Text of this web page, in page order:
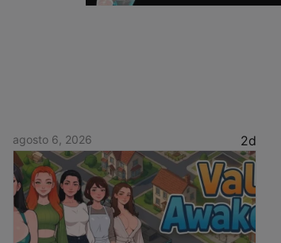
agosto 6, 2026 2d